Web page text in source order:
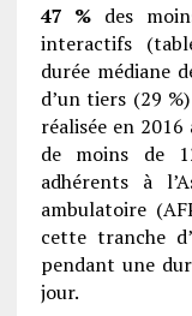
47 % des
interactifs
durée médiane
d’un tiers (29
réalisée en
de moins de
adhérents à
ambulatoire
cette tranche
pendant une
jour.